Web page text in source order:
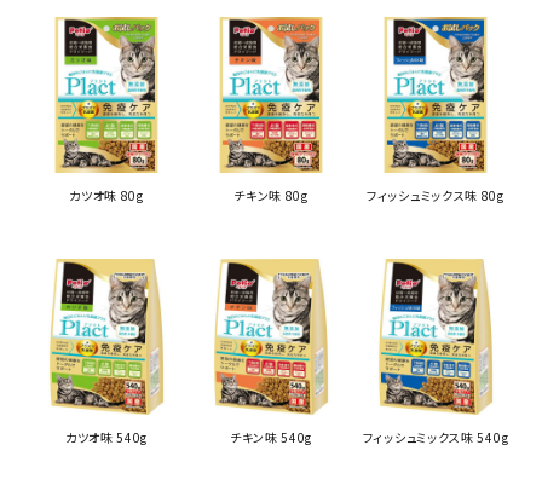
カツオ味 80g チキン味 80g フィッシュミックス味 80g
カツオ味 540g チキン味 540g フィッシュミックス味 540g